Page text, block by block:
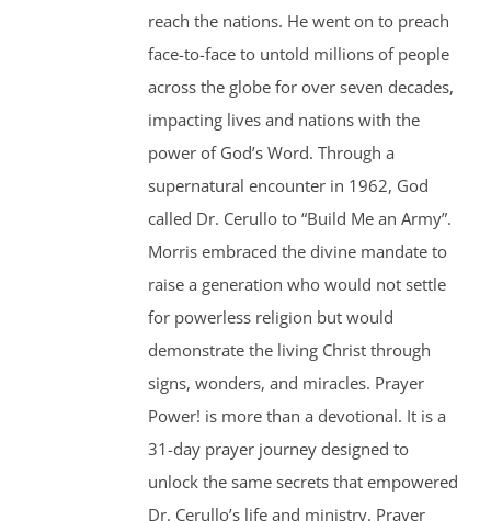
reach the nations. He went on to preach
face-to-face to untold millions of people
across the globe for over seven decades,
impacting lives and nations with the
power of God’s Word. Through a
supernatural encounter in 1962, God
called Dr. Cerullo to “Build Me an Army”.
Morris embraced the divine mandate to
raise a generation who would not settle
for powerless religion but would
demonstrate the living Christ through
signs, wonders, and miracles. Prayer
Power! is more than a devotional. It is a
31-day prayer journey designed to
unlock the same secrets that empowered
Dr. Cerullo’s life and ministry. Prayer